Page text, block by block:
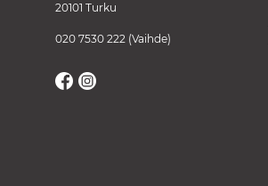
20101 Turku
020 7530 222 (Vaihde)